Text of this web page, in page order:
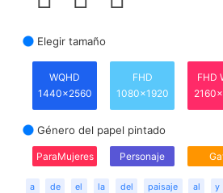
Elegir tamaño
WQHD
1440x2560
FHD
1080x1920
FHD
Género del papel pintado
ParaMujeres Personaje
a de el la del paisaje al y